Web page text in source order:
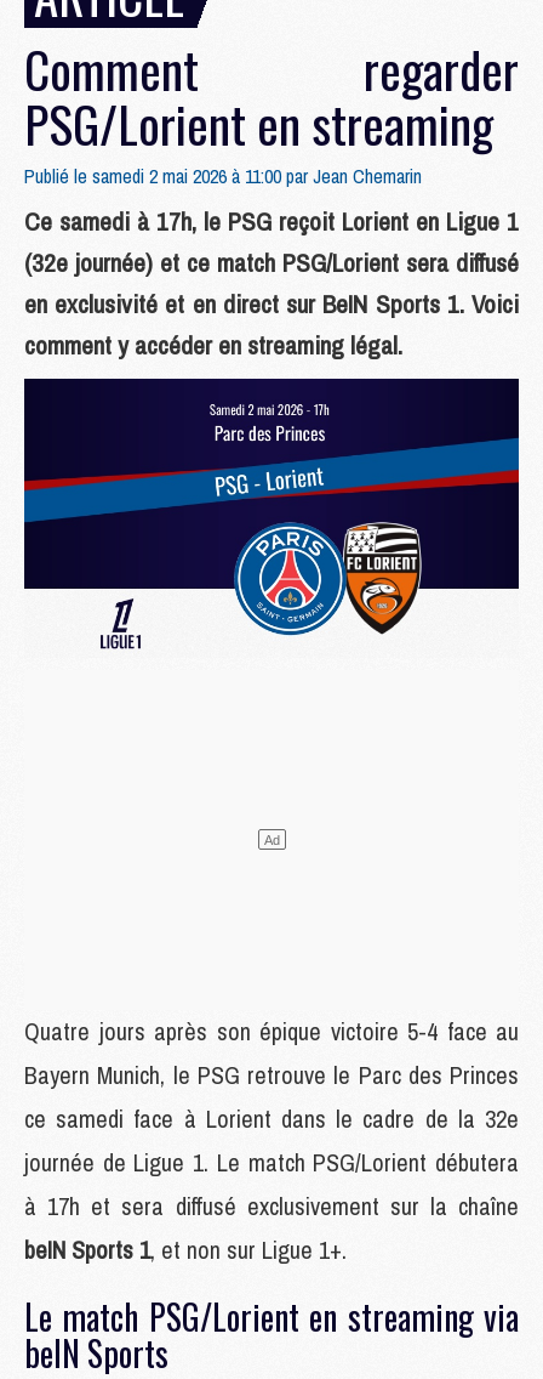
Comment regarder
PSG/Lorient en streaming
Publié le samedi 2 mai 2026 à 11:00 parJean Chemarin
Ce samedi à 17h, le PSG reçoit Lorient en Ligue 1
(32e journée) et ce match PSG/Lorient sera diffusé
en exclusivité et en direct sur BeIN Sports 1. Voici
comment y accéder en streaming légal.
Quatre jours après son épique victoire 5-4 face au
Bayern Munich, le PSG retrouve le Parc des Princes
ce samedi face à Lorient dans le cadre de la 32e
journée de Ligue 1. Le match PSG/Lorient débutera
à 17h et sera diffusé exclusivement sur la chaîne
beIN Sports 1, et non sur Ligue 1+.
Le match PSG/Lorient en streaming via
beIN Sports